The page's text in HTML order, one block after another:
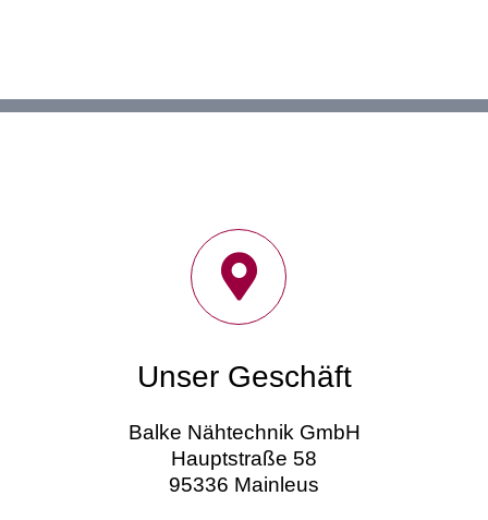
Unser Geschäft
Balke Nähtechnik GmbH
Hauptstraße 58
95336 Mainleus